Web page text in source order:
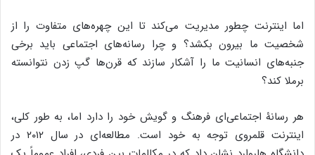
اما اینترنت چطور مدیریت می‌کند تا این چهره‌های متفاوت را از
شخصیت ما بیرون بکشد؟ و چرا رسانه‌های اجتماعی باید برخی
جنبه‌های انسانیت ما را آشکار سازند که قرن‌ها گپ زدن نتوانسته
برملا کند؟
هر رسانۀ اجتماعی‌ای فرهنگ و گویش خود را دارد اما، به طور کلی،
اینترنت قلمروی توجه به خود است. مطالعه‌ای در سال ۲۰۱۲ در